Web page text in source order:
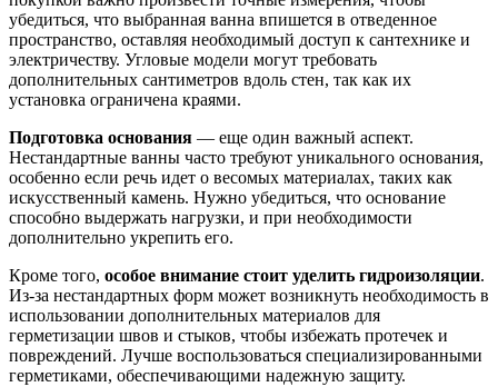
убедиться, что выбранная ванна впишется в отведенное
пространство, оставляя необходимый доступ к сантехнике и
электричеству. Угловые модели могут требовать
дополнительных сантиметров вдоль стен, так как их
установка ограничена краями.
Подготовка основания — еще один важный аспект.
Нестандартные ванны часто требуют уникального основания,
особенно если речь идет о весомых материалах, таких как
искусственный камень. Нужно убедиться, что основание
способно выдержать нагрузки, и при необходимости
дополнительно укрепить его.
Кроме того, особое внимание стоит уделить гидроизоляции.
Из-за нестандартных форм может возникнуть необходимость в
использовании дополнительных материалов для
герметизации швов и стыков, чтобы избежать протечек и
повреждений. Лучше воспользоваться специализированными
герметиками, обеспечивающими надежную защиту.